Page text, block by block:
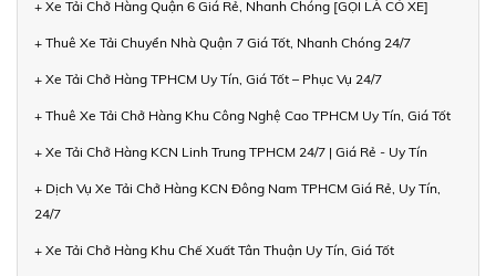
+ Xe Tải Chở Hàng Quận 6 Giá Rẻ, Nhanh Chóng [GỌI LÀ CÓ XE]
+ Thuê Xe Tải Chuyển Nhà Quận 7 Giá Tốt, Nhanh Chóng 24/7
+ Xe Tải Chở Hàng TPHCM Uy Tín, Giá Tốt – Phục Vụ 24/7
+ Thuê Xe Tải Chở Hàng Khu Công Nghệ Cao TPHCM Uy Tín, Giá Tốt
+ Xe Tải Chở Hàng KCN Linh Trung TPHCM 24/7 | Giá Rẻ - Uy Tín
+ Dịch Vụ Xe Tải Chở Hàng KCN Đông Nam TPHCM Giá Rẻ, Uy Tín,
24/7
+ Xe Tải Chở Hàng Khu Chế Xuất Tân Thuận Uy Tín, Giá Tốt